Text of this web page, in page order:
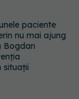
un nou caz
tulpină
la om la om